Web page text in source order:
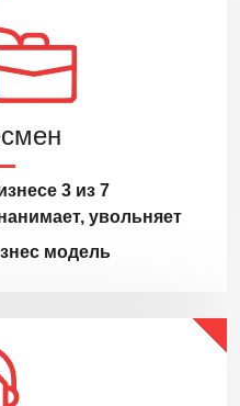
3 из 7
увольняет
модель